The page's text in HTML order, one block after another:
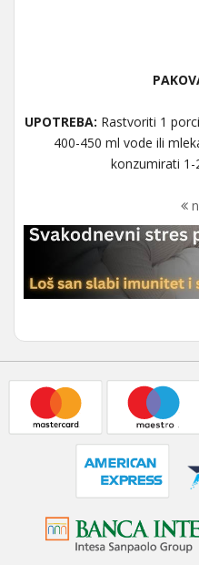
UPOTREBA: Rastvoriti 1
400-450 ml vode ili
konzumirati 1-